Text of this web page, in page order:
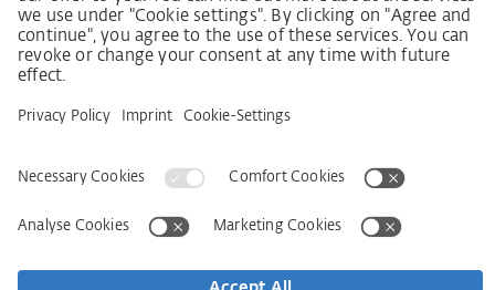
Довідкові дані AGB
Політика конфіденційності
Заява щодо доступності